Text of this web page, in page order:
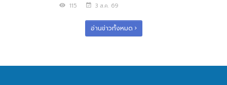
115 3 ส.ค. 69
อ่านข่าวทั้งหมด